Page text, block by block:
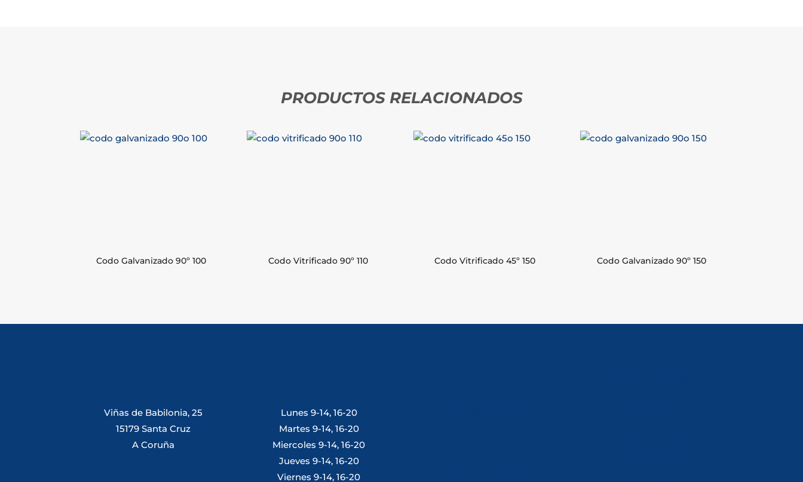
PRODUCTOS RELACIONADOS
Codo Galvanizado 90º 100 Codo Vitrificado 90º 110 Codo Vitrificado 45º 150 Codo Galvanizado 90º 150
Viñas de Babilonia, 25
15179 Santa Cruz
A Coruña
Lunes 9-14, 16-20
Martes 9-14, 16-20
Miercoles 9-14, 16-20
Jueves 9-14, 16-20
Viernes 9-14, 16-20